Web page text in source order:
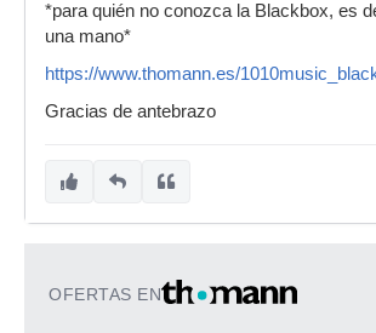
*para quién no conozca la Blackbox, es
una mano*
https://www.thomann.es/
Gracias de antebrazo
OFERTAS EN